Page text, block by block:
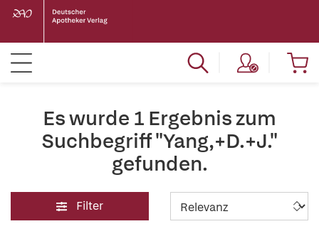
Es wurde 1 Ergebnis zum
Suchbegriff "Yang,+D.+J."
gefunden.
Filter